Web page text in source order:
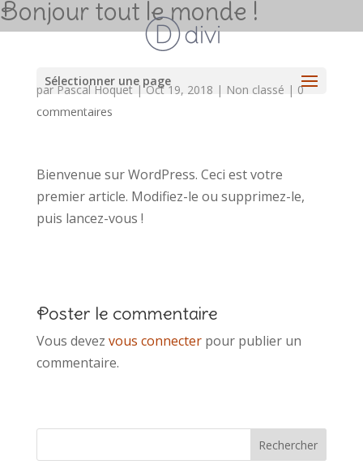
Sélectionner une page
Bonjour tout le monde !
parPascal Hoquet|Oct 19, 2018 | Non classé | 0
commentaires
Bienvenue sur WordPress. Ceci est votre
premier article. Modifiez-le ou supprimez-le,
puis lancez-vous !
Poster le commentaire
Vous devez vous connecterpour publier un
commentaire.